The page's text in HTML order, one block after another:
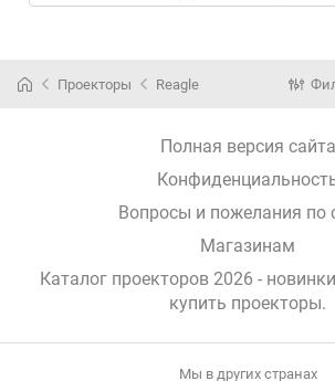
Проекторы Reagle
Полная версия сайта
Вопросы и пожелания по
Магазинам
Каталог проекторов 2026 -
купить проекторы.
Мы в других странах